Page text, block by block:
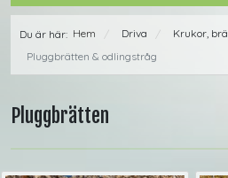
Du är här: Hem / Driva / Krukor,
Pluggbrätten & odlingstråg
Pluggbrätten